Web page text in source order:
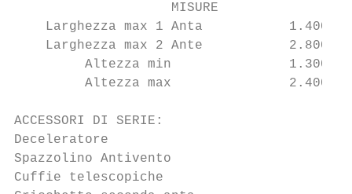
                    MISURE
    Larghezza max 1 Anta           1.400 mm
    Larghezza max 2 Ante           2.800 mm
         Altezza min               1.300 mm
         Altezza max               2.400 mm
ACCESSORI DI SERIE:
Deceleratore
Spazzolino Antivento
Cuffie telescopiche